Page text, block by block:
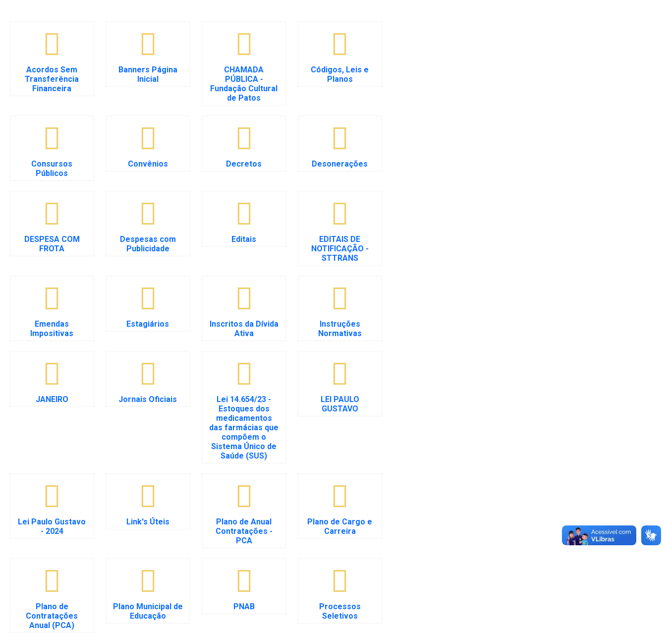
Acordos Sem
Transferência
Financeira
Banners Página
Inicial
CHAMADA
PÚBLICA -
Fundação Cultural
de Patos
Códigos, Leis e
Planos
Consursos
Públicos
Convênios Decretos Desonerações
DESPESA COM
FROTA
Despesas com
Publicidade
Editais
EDITAIS DE
NOTIFICAÇÃO -
STTRANS
Emendas
Impositivas
Estagiários
Inscritos da Dívida
Ativa
Instruções
Normativas
JANEIRO Jornais Oficiais
Lei 14.654/23 -
Estoques dos
medicamentos
das farmácias que
compõem o
Sistema Único de
Saúde (SUS)
LEI PAULO
GUSTAVO
Lei Paulo Gustavo
- 2024
Link's Úteis
Plano de Anual
Contratações -
PCA
Plano de Cargo e
Carreira
Plano de
Contratações
Anual (PCA)
Plano Municipal de
Educação
PNAB
Processos
Seletivos